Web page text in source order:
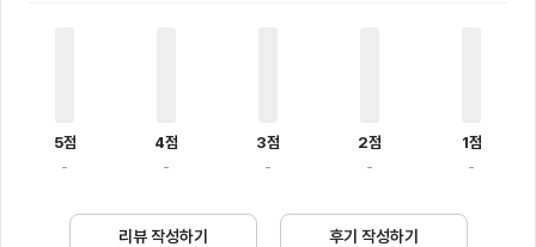
5점
-
4점
-
3점
-
2점
-
1점
-
리뷰 작성하기 후기 작성하기